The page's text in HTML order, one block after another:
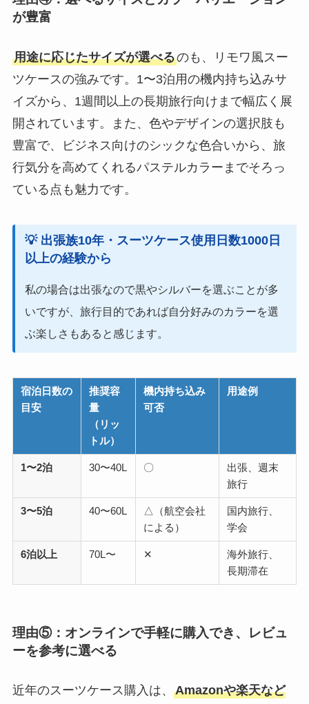
が豊富
用途に応じたサイズが選べるのも、リモワ風スー
ツケースの強みです。1〜3泊用の機内持ち込みサ
イズから、1週間以上の長期旅行向けまで幅広く展
開されています。また、色やデザインの選択肢も
豊富で、ビジネス向けのシックな色合いから、旅
行気分を高めてくれるパステルカラーまでそろっ
ている点も魅力です。
💡 出張族10年・スーツケース使用日数1000日
以上の経験から
私の場合は出張なので黒やシルバーを選ぶことが多
いですが、旅行目的であれば自分好みのカラーを選
ぶ楽しさもあると感じます。
宿泊日数の
目安
推奨容
量
（リッ
トル）
機内持ち込み
可否
用途例
1〜2泊 30〜40L 〇
出張、週末
旅行
3〜5泊 40〜60L
△（航空会社
による）
国内旅行、
学会
6泊以上 70L〜 ✕
海外旅行、
長期滞在
理由⑤：オンラインで手軽に購入でき、レビュ
ーを参考に選べる
近年のスーツケース購入は、 Amazonや楽天など